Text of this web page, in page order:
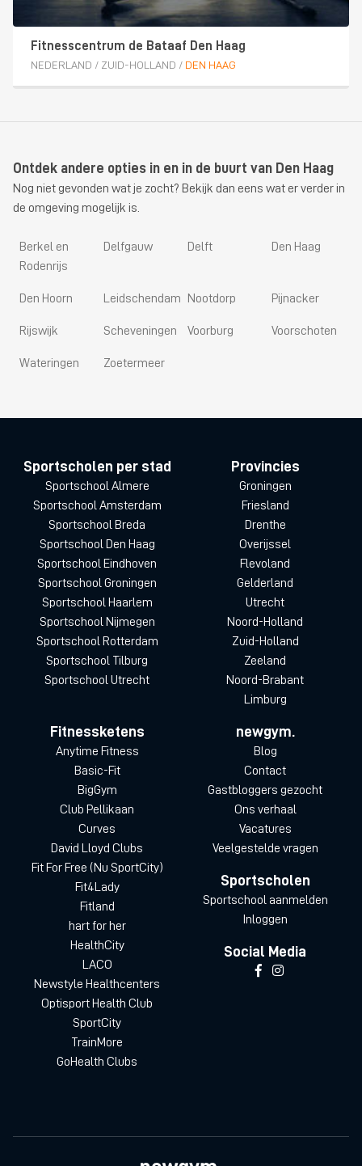
Fitnesscentrum de Bataaf Den Haag
NEDERLAND / ZUID-HOLLAND / DEN HAAG
Ontdek andere opties in en in de buurt van Den Haag
Nog niet gevonden wat je zocht? Bekijk dan eens wat er verder in
de omgeving mogelijk is.
Berkel en
Rodenrijs
Delfgauw Delft Den Haag
Den Hoorn Leidschendam Nootdorp Pijnacker
Rijswijk Scheveningen Voorburg Voorschoten
Wateringen Zoetermeer
Sportscholen per stad
Sportschool Almere
Sportschool Amsterdam
Sportschool Breda
Sportschool Den Haag
Sportschool Eindhoven
Sportschool Groningen
Sportschool Haarlem
Sportschool Nijmegen
Sportschool Rotterdam
Sportschool Tilburg
Sportschool Utrecht
Provincies
Groningen
Friesland
Drenthe
Overijssel
Flevoland
Gelderland
Utrecht
Noord-Holland
Zuid-Holland
Zeeland
Noord-Brabant
Limburg
Fitnessketens
Anytime Fitness
Basic-Fit
BigGym
Club Pellikaan
Curves
David Lloyd Clubs
Fit For Free (Nu SportCity)
Fit4Lady
Fitland
hart for her
HealthCity
LACO
Newstyle Healthcenters
Optisport Health Club
SportCity
TrainMore
GoHealth Clubs
newgym.
Blog
Contact
Gastbloggers gezocht
Ons verhaal
Vacatures
Veelgestelde vragen
Sportscholen
Sportschool aanmelden
Inloggen
Social Media